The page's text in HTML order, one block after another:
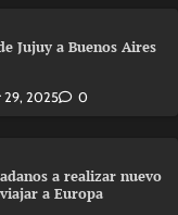
Jujuy a Buenos Aires
29, 2025 0
a realizar nuevo
a Europa